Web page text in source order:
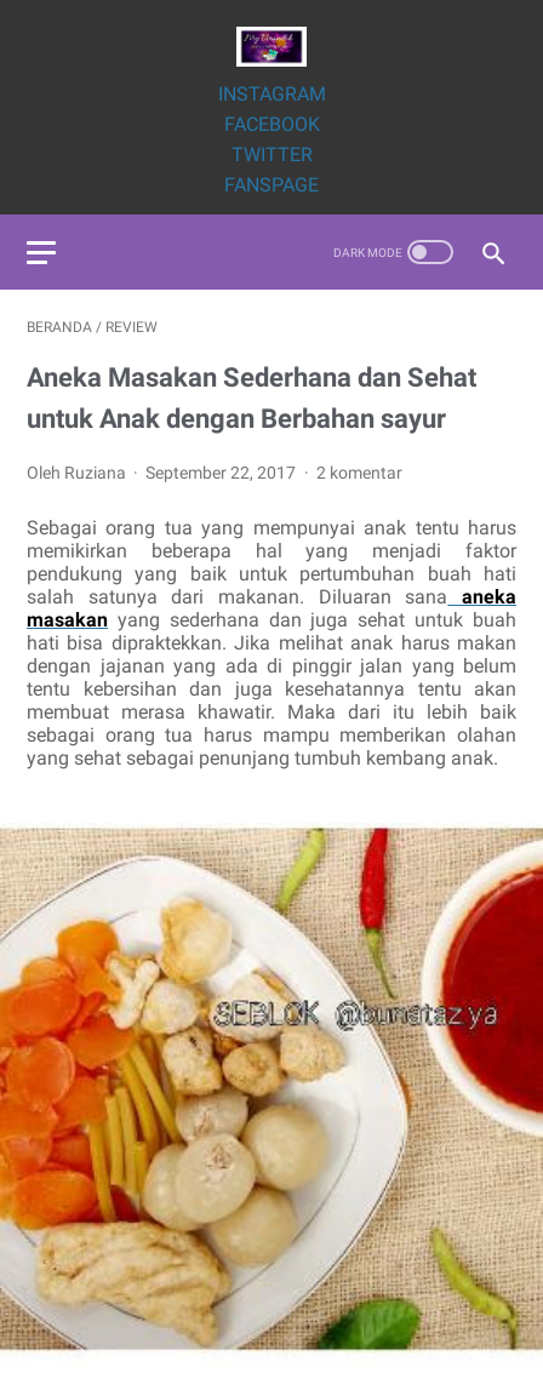
INSTAGRAM
FACEBOOK
TWITTER
FANSPAGE
BERANDA / REVIEW
Aneka Masakan Sederhana dan Sehat
untuk Anak dengan Berbahan sayur
Oleh Ruziana September 22, 2017 2 komentar
Sebagai orang tua yang mempunyai anak tentu harus
memikirkan beberapa hal yang menjadi faktor
pendukung yang baik untuk pertumbuhan buah hati
salah satunya dari makanan. Diluaran sana
aneka
masakan yang sederhana dan juga sehat untuk buah
hati bisa dipraktekkan. Jika melihat anak harus makan
dengan jajanan yang ada di pinggir jalan yang belum
tentu kebersihan dan juga kesehatannya tentu akan
membuat merasa khawatir. Maka dari itu lebih baik
sebagai orang tua harus mampu memberikan olahan
yang sehat sebagai penunjang tumbuh kembang anak.